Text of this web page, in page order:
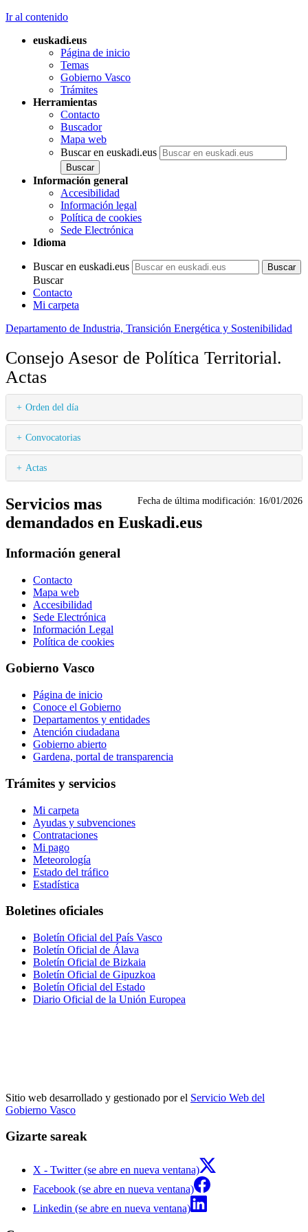
Ir al contenido
euskadi.eus
Página de inicio
Temas
Gobierno Vasco
Trámites
Herramientas
Contacto
Buscador
Mapa web
Buscar en euskadi.eus
Información general
Accesibilidad
Información legal
Política de cookies
Sede Electrónica
Idioma
Buscar en euskadi.eus
Buscar
Contacto
Mi carpeta
Departamento de Industria, Transición Energética y Sostenibilidad
Consejo Asesor de Política Territorial.
Actas
Orden del día
Convocatorias
Actas
Fecha de última modificación: 16/01/2026
Servicios mas
demandados en Euskadi.eus
Información general
Contacto
Mapa web
Accesibilidad
Sede Electrónica
Información Legal
Política de cookies
Gobierno Vasco
Página de inicio
Conoce el Gobierno
Departamentos y entidades
Atención ciudadana
Gobierno abierto
Gardena, portal de transparencia
Trámites y servicios
Mi carpeta
Ayudas y subvenciones
Contrataciones
Mi pago
Meteorología
Estado del tráfico
Estadística
Boletines oficiales
Boletín Oficial del País Vasco
Boletín Oficial de Álava
Boletín Oficial de Bizkaia
Boletín Oficial de Gipuzkoa
Boletín Oficial del Estado
Diario Oficial de la Unión Europea
Sitio web desarrollado y gestionado por el Servicio Web del
Gobierno Vasco
Gizarte sareak
X - Twitter (se abre en nueva ventana)
Facebook (se abre en nueva ventana)
Linkedin (se abre en nueva ventana)